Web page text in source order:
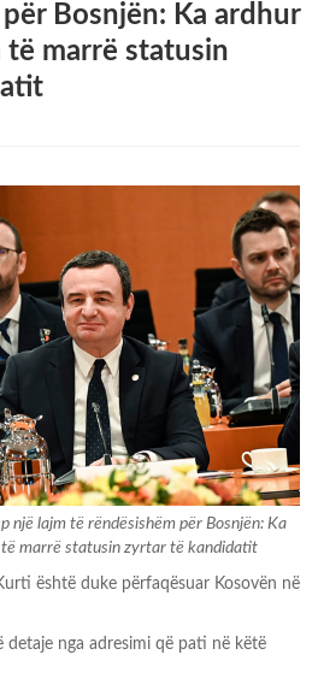
Bosnjën: Ka ardhur
të marrë statusin
një lajm të rëndësishëm për Bosnjën: Ka
të marrë statusin zyrtar të kandidatit
është duke përfaqësuar Kosovën në
detaje nga adresimi që pati në këtë